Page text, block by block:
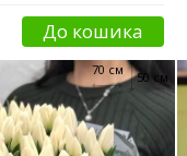
До кошика
50 см
70 см